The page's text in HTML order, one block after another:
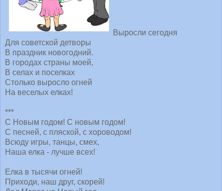
Выросли сегодня
Для советской детворы
В праздник новогодний.
В городах страны моей,
В селах и поселках
Столько выросло огней
На веселых елках!
***
С Новым годом! С новым годом!
С песней, с пляской, с хороводом!
Всюду игры, танцы, смех,
Наша елка - лучше всех!
Елка в тысячи огней!
Приходи, наш друг, скорей!